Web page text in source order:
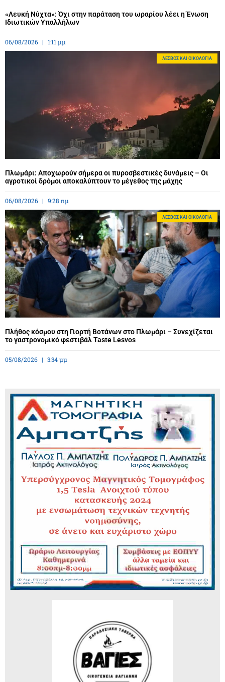
«Λευκή Νύχτα»: Όχι στην παράταση του ωραρίου λέει η Ένωση
Ιδιωτικών Υπαλλήλων
06/08/2026 1:11 μμ
ΛΈΣΒΟΣ ΚΑΙ ΟΙΚΟΛΟΓΊΑ
Πλωμάρι: Αποχωρούν σήμερα οι πυροσβεστικές δυνάμεις – Οι
αγροτικοί δρόμοι αποκαλύπτουν το μέγεθος της μάχης
06/08/2026 9:28 πμ
ΛΈΣΒΟΣ ΚΑΙ ΟΙΚΟΛΟΓΊΑ
Πλήθος κόσμου στη Γιορτή Βοτάνων στο Πλωμάρι – Συνεχίζεται
το γαστρονομικό φεστιβάλ Taste Lesvos
05/08/2026 3:34 μμ